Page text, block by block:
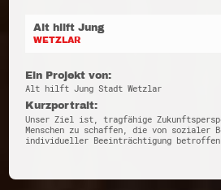
Alt hilft Jung
WETZLAR
Ein Projekt von:
Alt hilft Jung Stadt Wetzlar
Kurzportrait:
Unser Ziel ist, tragfähige
Menschen zu schaffen, die von sozialer
individueller Beeinträchtigung